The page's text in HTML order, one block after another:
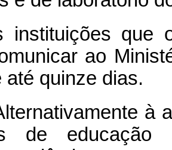
instituições que
ao
até quinze dias.
à
de educação